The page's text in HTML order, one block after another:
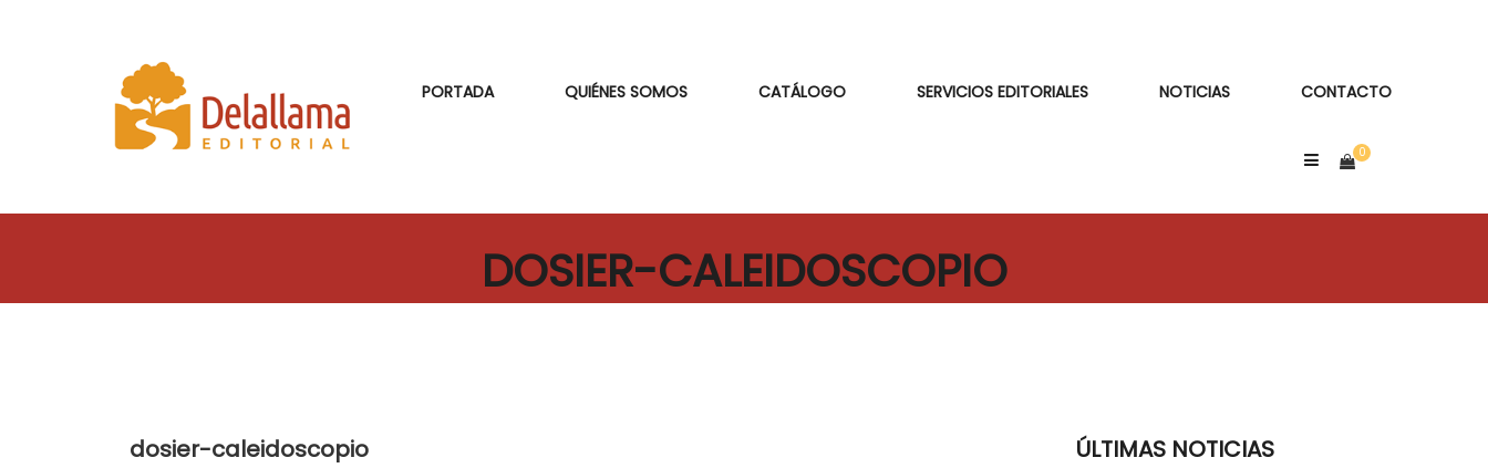
PORTADA QUIÉNES SOMOS CATÁLOGO SERVICIOS EDITORIALES NOTICIAS CONTACTO
DOSIER-CALEIDOSCOPIO
dosier-caleidoscopio ÚLTIMAS NOTICIAS